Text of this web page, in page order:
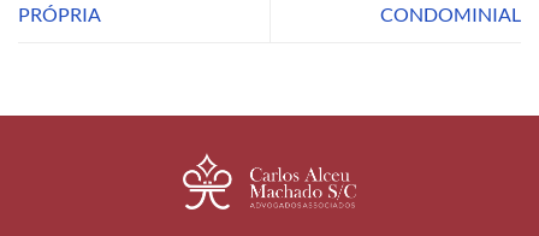
PRÓPRIA
CONDOMINIAL